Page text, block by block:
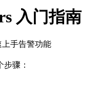
入门指南
上手告警功能
骤：